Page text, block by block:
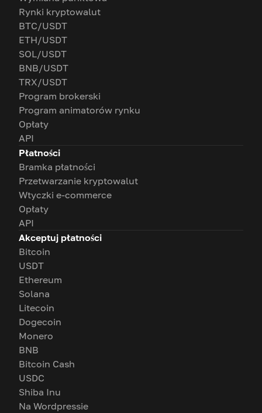
Rynki kryptowalut
BTC/USDT
ETH/USDT
SOL/USDT
BNB/USDT
TRX/USDT
Program brokerski
Program animatorów rynku
Opłaty
API
Płatności
Bramka płatności
Przetwarzanie kryptowalut
Wtyczki e-commerce
Opłaty
API
Akceptuj płatności
Bitcoin
USDT
Ethereum
Solana
Litecoin
Dogecoin
Monero
BNB
Bitcoin Cash
USDC
Shiba Inu
Na Wordpressie